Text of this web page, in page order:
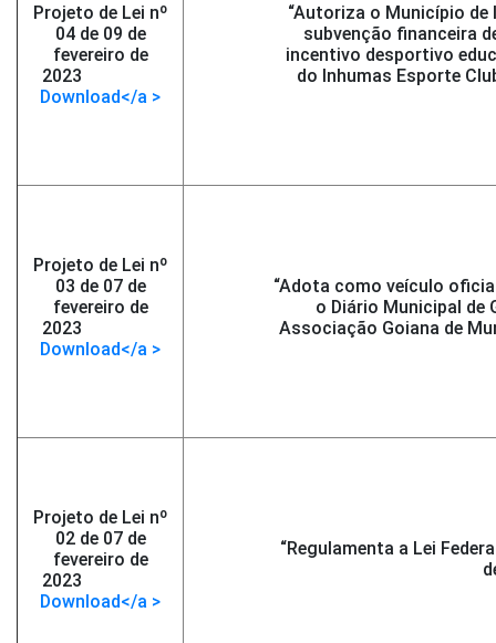
Projeto de Lei nº
04 de 09 de
fevereiro de
2023
Download</a >
“Autoriza o Município de
subvenção financeira
incentivo desportivo
do Inhumas Esporte
Projeto de Lei nº
03 de 07 de
fevereiro de
2023
Download</a >
“Adota como veículo
o Diário Municipal de
Associação Goiana de
Projeto de Lei nº
02 de 07 de
fevereiro de
2023
Download</a >
“Regulamenta a Lei